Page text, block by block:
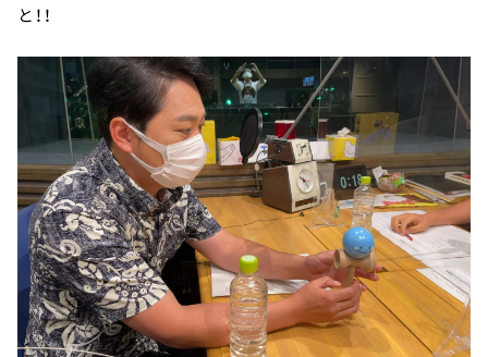
と！！